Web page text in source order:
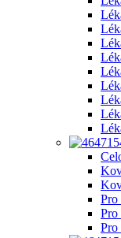
Pro
Pro
Pro